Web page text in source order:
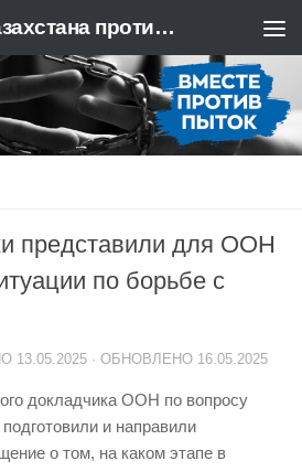
Коалиция НПО Казахстана против пыток
представили для ООН
по борьбе с
13.05.2025 · ОБНОВЛЕНО 16.05.2025
докладчика ООН по вопросу
и направили
о том, на каком этапе в